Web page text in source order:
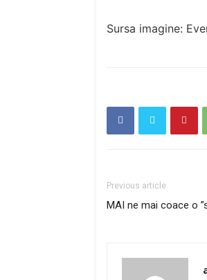
Sursa imagine:
Previous article
MAI ne mai coace o